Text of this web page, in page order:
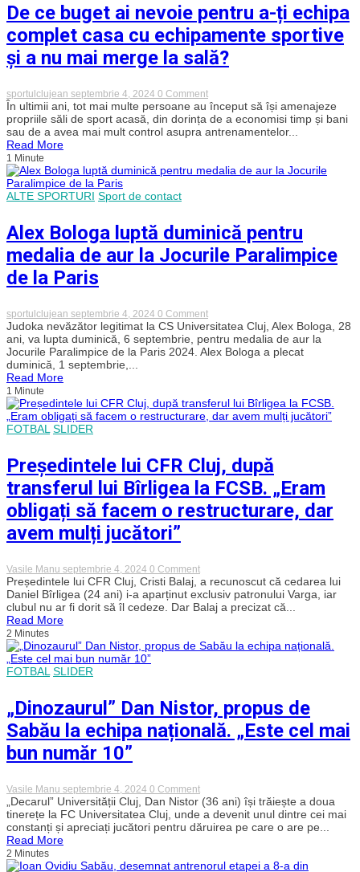
De ce buget ai nevoie pentru a-ți echipa
complet casa cu echipamente sportive
și a nu mai merge la sală?
sportulclujean septembrie 4, 2024 0 Commenton
De
ce
buget
ai
a-
cu
echipamente
sportive
și
la
sală?
În ultimii ani, tot mai multe persoane au început să își amenajeze
propriile săli de sport acasă, din dorința de a economisi timp și bani
sau de a avea mai mult control asupra antrenamentelor...
Read More
1 Minute
ALTE SPORTURI Sport de contact
Alex Bologa luptă duminică pentru
medalia de aur la Jocurile Paralimpice
de la Paris
sportulclujean septembrie 4, 2024 0 Commenton
Alex
Bologa
luptă
duminică
aur
la
Jocurile
Paris
Judoka nevăzător legitimat la CS Universitatea Cluj, Alex Bologa, 28
ani, va lupta duminică, 6 septembrie, pentru medalia de aur la
Jocurile Paralimpice de la Paris 2024. Alex Bologa a plecat
duminică, 1 septembrie,...
Read More
1 Minute
FOTBAL SLIDER
Președintele lui CFR Cluj, după
transferul lui Bîrligea la FCSB. „Eram
obligați să facem o restructurare, dar
avem mulți jucători”
Vasile Manu septembrie 4, 2024 0 Commenton
Președintele
lui
CFR
Cluj,
lui
obligați
să
facem
o
jucători”
Președintele lui CFR Cluj, Cristi Balaj, a recunoscut că cedarea lui
Daniel Bîrligea (24 ani) i-a aparținut exclusiv patronului Varga, iar
clubul nu ar fi dorit să îl cedeze. Dar Balaj a precizat că...
Read More
2 Minutes
FOTBAL SLIDER
„Dinozaurul” Dan Nistor, propus de
Sabău la echipa națională. „Este cel mai
bun număr 10”
Vasile Manu septembrie 4, 2024 0 Commenton
„Dinozaurul”
Dan
Nistor,
propus
la
„Decarul” Universității Cluj, Dan Nistor (36 ani) își trăiește a doua
tinerețe la FC Universitatea Cluj, unde a devenit unul dintre cei mai
constanți și apreciați jucători pentru dăruirea pe care o are pe...
Read More
2 Minutes